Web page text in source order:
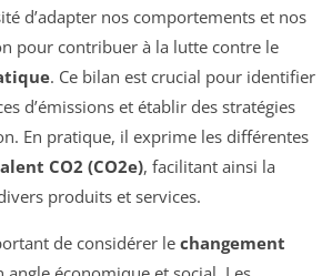
d’adapter nos comportements et nos
pour contribuer à la lutte contre le
. Ce bilan est crucial pour identifier
d’émissions et établir des stratégies
En pratique, il exprime les différentes
CO2 (CO2e), facilitant ainsi la
produits et services.
de considérer le changement